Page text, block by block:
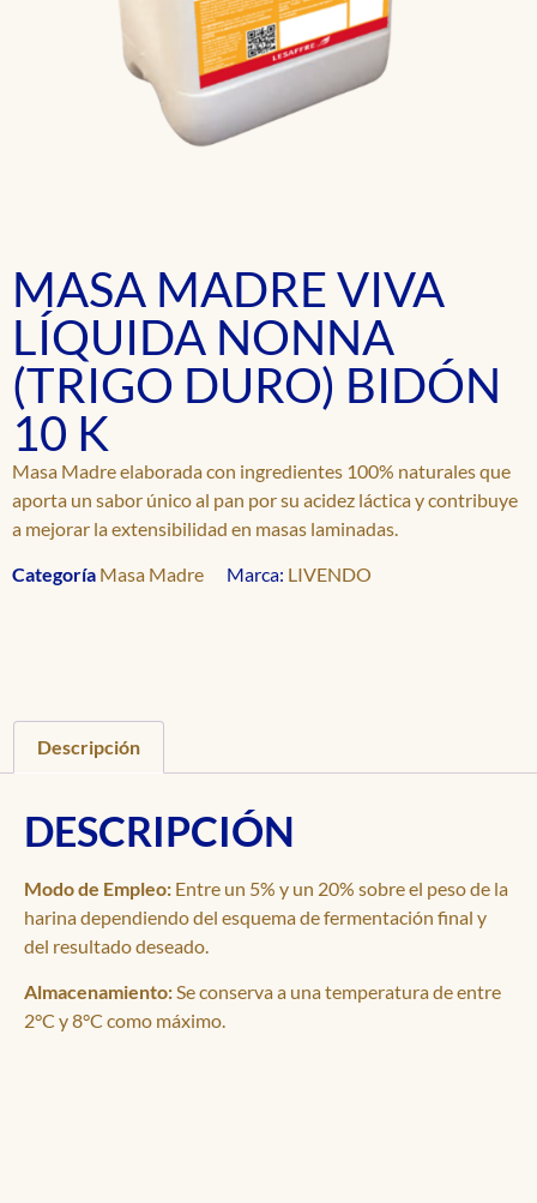
MASA MADRE VIVA
LÍQUIDA NONNA
(TRIGO DURO) BIDÓN
10 K
Masa Madre elaborada con ingredientes 100% naturales que
aporta un sabor único al pan por su acidez láctica y contribuye
a mejorar la extensibilidad en masas laminadas.
Categoría Masa Madre Marca: LIVENDO
Descripción
DESCRIPCIÓN
Modo de Empleo: Entre un 5% y un 20% sobre el peso de la
harina dependiendo del esquema de fermentación final y
del resultado deseado.
Almacenamiento:Se conserva a una temperatura de entre
2°C y 8°C como máximo.